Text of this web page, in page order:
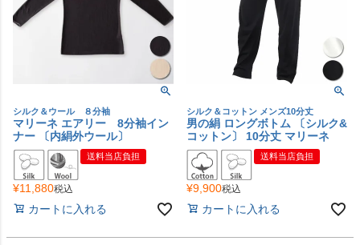
シルク＆ウール ８分袖
マリーネ エアリー 8分袖イン
ナー 〔内絹外ウール〕
送料当店負担
¥11,880税込
カートに入れる
シルク＆コットン メンズ10分丈
男の絹 ロングボトム 〔シルク&
コットン〕 10分丈 マリーネ
送料当店負担
¥9,900税込
カートに入れる